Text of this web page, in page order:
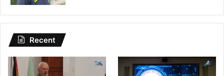
Recent